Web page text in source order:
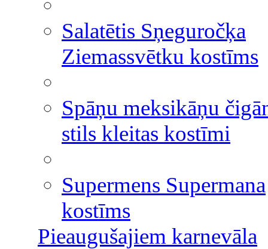
Salatētis Sņeguročķa
Ziemassvētku kostīms
Spāņu meksikāņu
stils kleitas kostīmi
Supermens Supermana
kostīms
Pieaugušajiem karnevāla